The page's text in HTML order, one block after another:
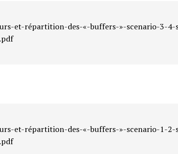
et-répartition-des-«-buffers-»-scenario-3-4-
et-répartition-des-«-buffers-»-scenario-1-2-